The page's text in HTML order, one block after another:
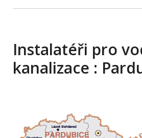
Instalatéři pro
kanalizace :